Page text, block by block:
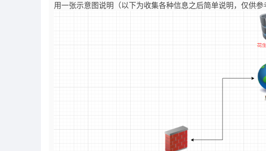
用一张示意图说明（以下为收集各种信息之后简单说明，仅供参